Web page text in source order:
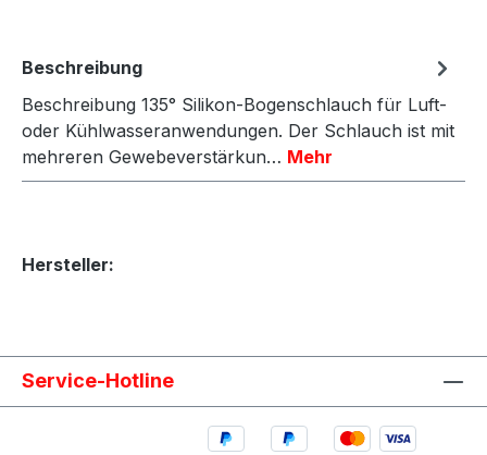
Beschreibung
Beschreibung 135° Silikon-Bogenschlauch für Luft-
oder Kühlwasseranwendungen. Der Schlauch ist mit
mehreren Gewebeverstärkun… Mehr
Hersteller:
Service-Hotline